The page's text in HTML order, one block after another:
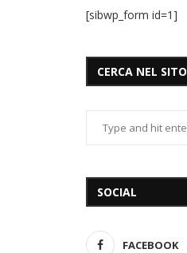
[sibwp_form id=1]
CERCA NEL SITO
SOCIAL
FACEBOOK